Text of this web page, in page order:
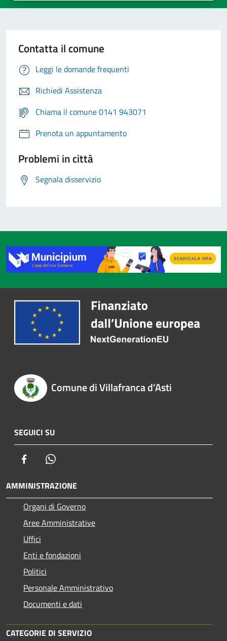
Contatta il comune
Leggi le domande frequenti
Richiedi Assistenza
Chiama il comune 0141 943071
Prenota un appuntamento
Problemi in città
Segnala disservizio
Comune di Villafranca d'Asti
SEGUICI SU
Facebook
AMMINISTRAZIONE
Organi di Governo
Aree Amministrative
Uffici
Enti e fondazioni
Politici
Personale Amministrativo
Documenti e dati
CATEGORIE DI SERVIZIO